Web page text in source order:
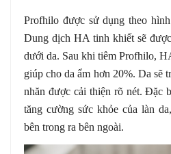
Profhilo được sử dụng theo
Dung dịch HA tinh khiết sẽ
dưới da. Sau khi tiêm Profhilo,
giúp cho da ẩm hơn 20%. Da sẽ
nhăn được cải thiện rõ nét. Đặc
tăng cường sức khỏe của làn
bên trong ra bên ngoài.